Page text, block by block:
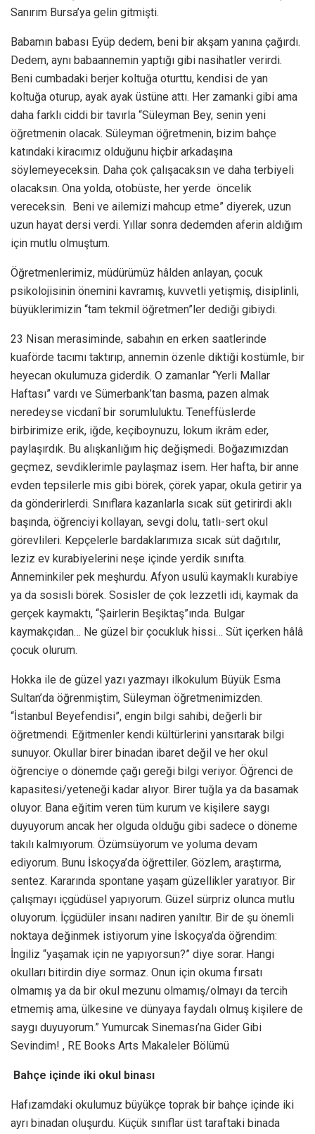
Sanırım Bursa’ya gelin gitmişti.
Babamın babası Eyüp dedem, beni bir akşam yanına çağırdı.
Dedem, aynı babaannemin yaptığı gibi nasihatler verirdi.
Beni cumbadaki berjer koltuğa oturttu, kendisi de yan
koltuğa oturup, ayak ayak üstüne attı. Her zamanki gibi ama
daha farklı ciddi bir tavırla “Süleyman Bey, senin yeni
öğretmenin olacak. Süleyman öğretmenin, bizim bahçe
katındaki kiracımız olduğunu hiçbir arkadaşına
söylemeyeceksin. Daha çok çalışacaksın ve daha terbiyeli
olacaksın. Ona yolda, otobüste, her yerde öncelik
vereceksin. Beni ve ailemizi mahcup etme” diyerek, uzun
uzun hayat dersi verdi. Yıllar sonra dedemden aferin aldığım
için mutlu olmuştum.
Öğretmenlerimiz, müdürümüz hâlden anlayan, çocuk
psikolojisinin önemini kavramış, kuvvetli yetişmiş, disiplinli,
büyüklerimizin “tam tekmil öğretmen”ler dediği gibiydi.
23 Nisan merasiminde, sabahın en erken saatlerinde
kuaförde tacımı taktırıp, annemin özenle diktiği kostümle, bir
heyecan okulumuza giderdik. O zamanlar “Yerli Mallar
Haftası” vardı ve Sümerbank’tan basma, pazen almak
neredeyse vicdanî bir sorumluluktu. Teneffüslerde
birbirimize erik, iğde, keçiboynuzu, lokum ikrâm eder,
paylaşırdık. Bu alışkanlığım hiç değişmedi. Boğazımızdan
geçmez, sevdiklerimle paylaşmaz isem. Her hafta, bir anne
evden tepsilerle mis gibi börek, çörek yapar, okula getirir ya
da gönderirlerdi. Sınıflara kazanlarla sıcak süt getirirdi aklı
başında, öğrenciyi kollayan, sevgi dolu, tatlı-sert okul
görevlileri. Kepçelerle bardaklarımıza sıcak süt dağıtılır,
leziz ev kurabiyelerini neşe içinde yerdik sınıfta.
Anneminkiler pek meşhurdu. Afyon usulü kaymaklı kurabiye
ya da sosisli börek. Sosisler de çok lezzetli idi, kaymak da
gerçek kaymaktı, “Şairlerin Beşiktaş”ında. Bulgar
kaymakçıdan… Ne güzel bir çocukluk hissi… Süt içerken hâlâ
çocuk olurum.
Hokka ile de güzel yazı yazmayı ilkokulum Büyük Esma
Sultan’da öğrenmiştim, Süleyman öğretmenimizden.
“İstanbul Beyefendisi”, engin bilgi sahibi, değerli bir
öğretmendi. Eğitmenler kendi kültürlerini yansıtarak bilgi
sunuyor. Okullar birer binadan ibaret değil ve her okul
öğrenciye o dönemde çağı gereği bilgi veriyor. Öğrenci de
kapasitesi/yeteneği kadar alıyor. Birer tuğla ya da basamak
oluyor. Bana eğitim veren tüm kurum ve kişilere saygı
duyuyorum ancak her olguda olduğu gibi sadece o döneme
takılı kalmıyorum. Özümsüyorum ve yoluma devam
ediyorum. Bunu İskoçya’da öğrettiler. Gözlem, araştırma,
sentez. Kararında spontane yaşam güzellikler yaratıyor. Bir
çalışmayı içgüdüsel yapıyorum. Güzel sürpriz olunca mutlu
oluyorum. İçgüdüler insanı nadiren yanıltır. Bir de şu önemli
noktaya değinmek istiyorum yine İskoçya’da öğrendim:
İngiliz “yaşamak için ne yapıyorsun?” diye sorar. Hangi
okulları bitirdin diye sormaz. Onun için okuma fırsatı
olmamış ya da bir okul mezunu olmamış/olmayı da tercih
etmemiş ama, ülkesine ve dünyaya faydalı olmuş kişilere de
saygı duyuyorum.” Yumurcak Sineması’na Gider Gibi
Sevindim! , RE Books Arts Makaleler Bölümü
Bahçe içinde iki okul binası
Hafızamdaki okulumuz büyükçe toprak bir bahçe içinde iki
ayrı binadan oluşurdu. Küçük sınıflar üst taraftaki binada